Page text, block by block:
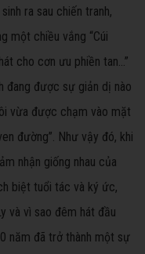
ra sau chiến tranh,
một chiều vắng “Cúi
cho cơn ưu phiền tan...”
đang được sự giản dị nào
vừa được chạm vào mặt
đường”. Như vậy đó, khi
nhận giống nhau của
biệt tuổi tác và ký ức,
và vì sao đêm hát đầu
năm đã trở thành một sự